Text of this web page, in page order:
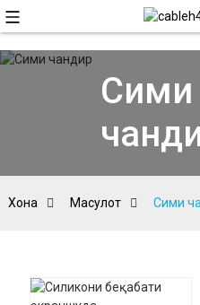
Сими
Хона Маҳсулот Сими